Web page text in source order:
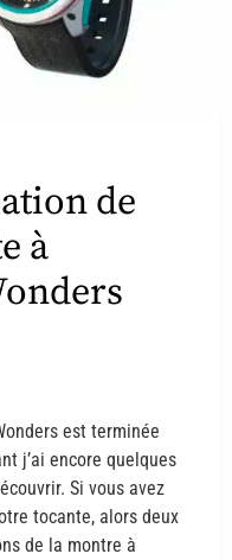
de
à
est terminée
j’ai encore quelques
Si vous avez
tocante, alors deux
de la montre à